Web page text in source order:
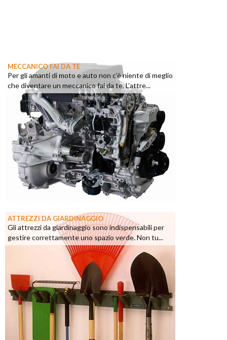
MECCANICO FAI DA TE
Per gli amanti di moto e auto non c’è niente di meglio
che diventare un meccanico fai da te. L’attre...
ATTREZZI DA GIARDINAGGIO
Gli attrezzi da giardinaggio sono indispensabili per
gestire correttamente uno spazio verde. Non tu...